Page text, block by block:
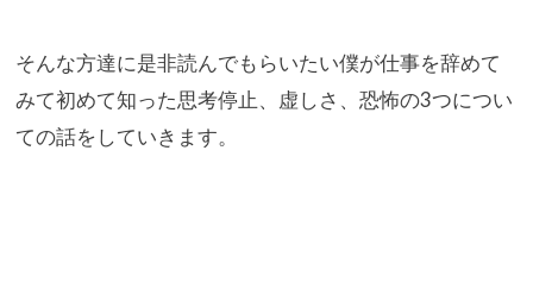
そんな方達に是非読んでもらいたい僕が仕事を辞めて
みて初めて知った思考停止、虚しさ、恐怖の3つについ
ての話をしていきます。